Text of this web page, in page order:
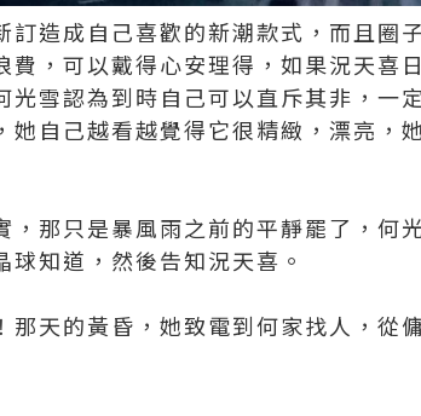
造成自己喜歡的新潮款式，而且圈
，可以戴得心安理得，如果況天喜
雪認為到時自己可以直斥其非，一
自己越看越覺得它很精緻，漂亮，
那只是暴風雨之前的平靜罷了，何
知道，然後告知況天喜。
天的黃昏，她致電到何家找人，從